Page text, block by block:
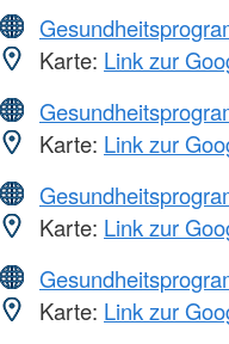
Karte: Link zur
Karte: Link zur
Karte: Link zur
Karte: Link zur